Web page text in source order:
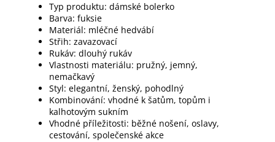
Typ produktu: dámské bolerko
Barva: fuksie
Materiál: mléčné hedvábí
Střih: zavazovací
Rukáv: dlouhý rukáv
Vlastnosti materiálu: pružný, jemný,
nemačkavý
Styl: elegantní, ženský, pohodlný
Kombinování: vhodné k šatům, topům i
kalhotovým sukním
Vhodné příležitosti: běžné nošení, oslavy,
cestování, společenské akce